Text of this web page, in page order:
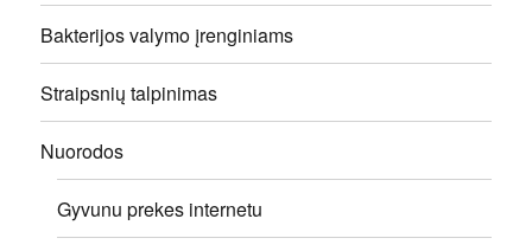
Bakterijos valymo įrenginiams
Straipsnių talpinimas
Nuorodos
Gyvunu prekes internetu